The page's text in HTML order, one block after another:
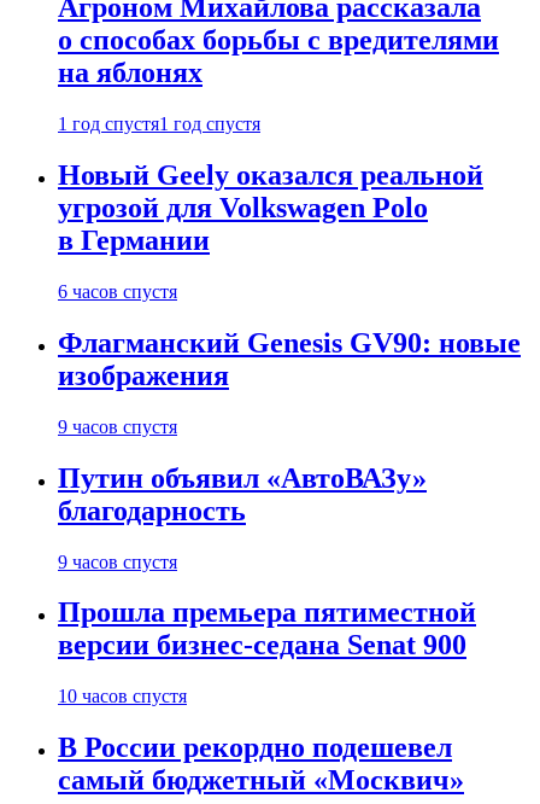
Агроном Михайлова рассказала
о способах борьбы с вредителями
на яблонях
1 год спустя1 год спустя
Новый Geely оказался реальной
угрозой для Volkswagen Polo
в Германии
6 часов спустя
Флагманский Genesis GV90: новые
изображения
9 часов спустя
Путин объявил «АвтоВАЗу»
благодарность
9 часов спустя
Прошла премьера пятиместной
версии бизнес-седана Senat 900
10 часов спустя
В России рекордно подешевел
самый бюджетный «Москвич»